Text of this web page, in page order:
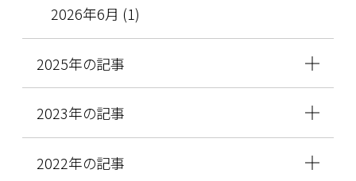
2026年6月 (1)
2025年の記事
2023年の記事
2022年の記事